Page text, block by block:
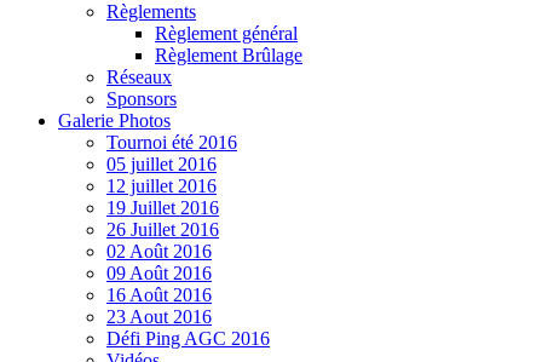
Règlements
Règlement général
Règlement Brûlage
Réseaux
Sponsors
Galerie Photos
Tournoi été 2016
05 juillet 2016
12 juillet 2016
19 Juillet 2016
26 Juillet 2016
02 Août 2016
09 Août 2016
16 Août 2016
23 Aout 2016
Défi Ping AGC 2016